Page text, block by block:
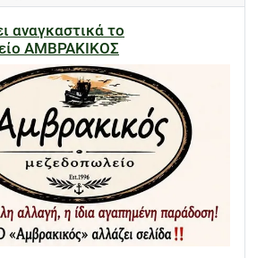
αναγκαστικά το
ΑΜΒΡΑΚΙΚΟΣ